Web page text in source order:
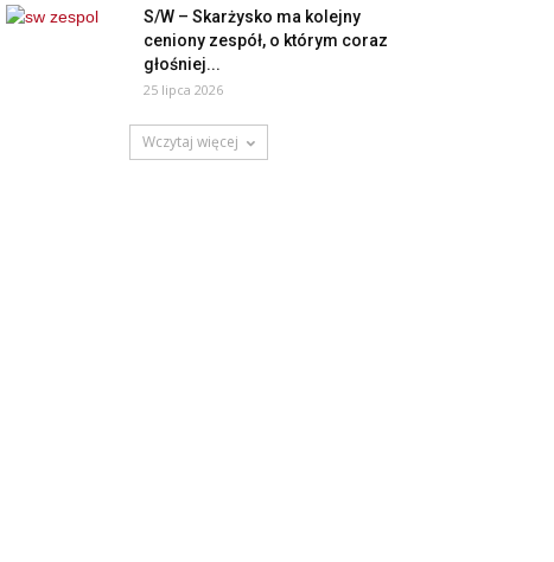
S/W – Skarżysko ma kolejny
ceniony zespół, o którym coraz
głośniej...
25 lipca 2026
Wczytaj więcej